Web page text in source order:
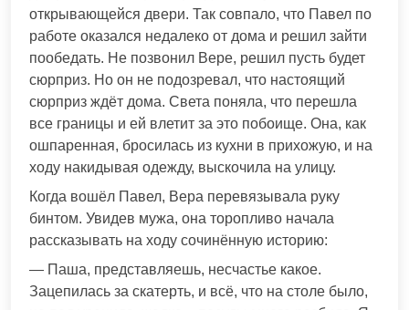
открывающейся двери. Так совпало, что Павел по
работе оказался недалеко от дома и решил зайти
пообедать. Не позвонил Вере, решил пусть будет
сюрприз. Но он не подозревал, что настоящий
сюрприз ждёт дома. Света поняла, что перешла
все границы и ей влетит за это побоище. Она, как
ошпаренная, бросилась из кухни в прихожую, и на
ходу накидывая одежду, выскочила на улицу.
Когда вошёл Павел, Вера перевязывала руку
бинтом. Увидев мужа, она торопливо начала
рассказывать на ходу сочинённую историю:
— Паша, представляешь, несчастье какое.
Зацепилась за скатерть, и всё, что на столе было,